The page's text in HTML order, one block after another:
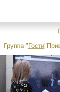
Группа" Гости"